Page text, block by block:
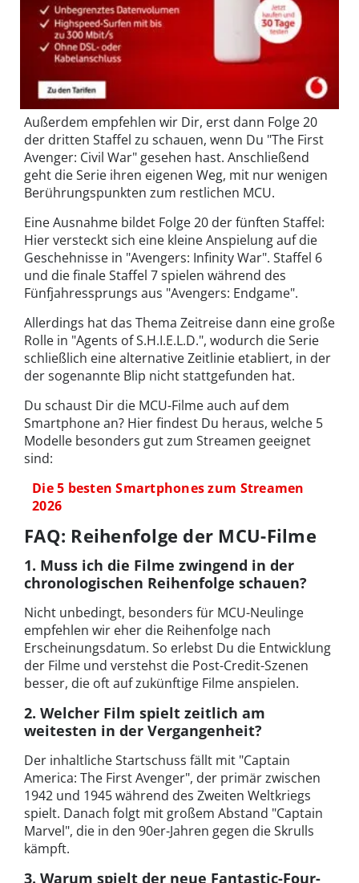
Außerdem empfehlen wir Dir, erst dann Folge 20
der dritten Staffel zu schauen, wenn Du "The First
Avenger: Civil War" gesehen hast. Anschließend
geht die Serie ihren eigenen Weg, mit nur wenigen
Berührungspunkten zum restlichen MCU.
Eine Ausnahme bildet Folge 20 der fünften Staffel:
Hier versteckt sich eine kleine Anspielung auf die
Geschehnisse in "Avengers: Infinity War". Staffel 6
und die finale Staffel 7 spielen während des
Fünfjahressprungs aus "Avengers: Endgame".
Allerdings hat das Thema Zeitreise dann eine große
Rolle in "Agents of S.H.I.E.L.D.", wodurch die Serie
schließlich eine alternative Zeitlinie etabliert, in der
der sogenannte Blip nicht stattgefunden hat.
Du schaust Dir die MCU-Filme auch auf dem
Smartphone an? Hier findest Du heraus, welche 5
Modelle besonders gut zum Streamen geeignet
sind:
Die 5 besten Smartphones zum Streamen
2026
FAQ: Reihenfolge der MCU-Filme
1. Muss ich die Filme zwingend in der
chronologischen Reihenfolge schauen?
Nicht unbedingt, besonders für MCU-Neulinge
empfehlen wir eher die Reihenfolge nach
Erscheinungsdatum. So erlebst Du die Entwicklung
der Filme und verstehst die Post-Credit-Szenen
besser, die oft auf zukünftige Filme anspielen.
2. Welcher Film spielt zeitlich am
weitesten in der Vergangenheit?
Der inhaltliche Startschuss fällt mit "Captain
America: The First Avenger", der primär zwischen
1942 und 1945 während des Zweiten Weltkriegs
spielt. Danach folgt mit großem Abstand "Captain
Marvel", die in den 90er-Jahren gegen die Skrulls
kämpft.
3. Warum spielt der neue Fantastic-Four-